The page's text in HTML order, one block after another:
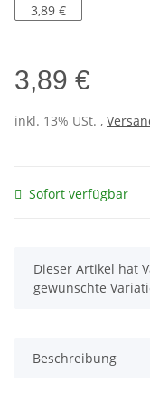
50ml
3,89 €
3,89 €
inkl. 13% USt. ,
Sofort verfügbar
x
Dieser Artikel hat
gewünschte
Beschreibung